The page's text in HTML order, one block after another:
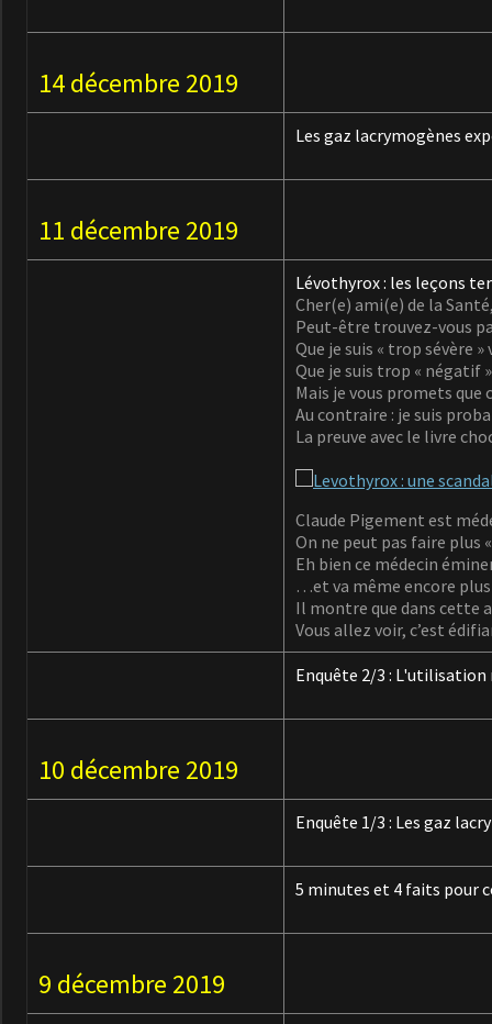
14 décembre 2019
Les gaz lacrymogènes
11 décembre 2019
Lévothyrox : les leçons
Cher(e) ami(e) de la
Peut-être trouvez-vous
Que je suis « trop sévère
Que je suis trop « négatif
Mais je vous promets que
Au contraire : je suis
La preuve avec le livre
Claude Pigement est
On ne peut pas faire plus
Eh bien ce médecin
…et va même encore
Il montre que dans cette
Vous allez voir, c’est
Enquête 2/3 : L'utilisation
10 décembre 2019
Enquête 1/3 : Les gaz
5 minutes et 4 faits pour
9 décembre 2019